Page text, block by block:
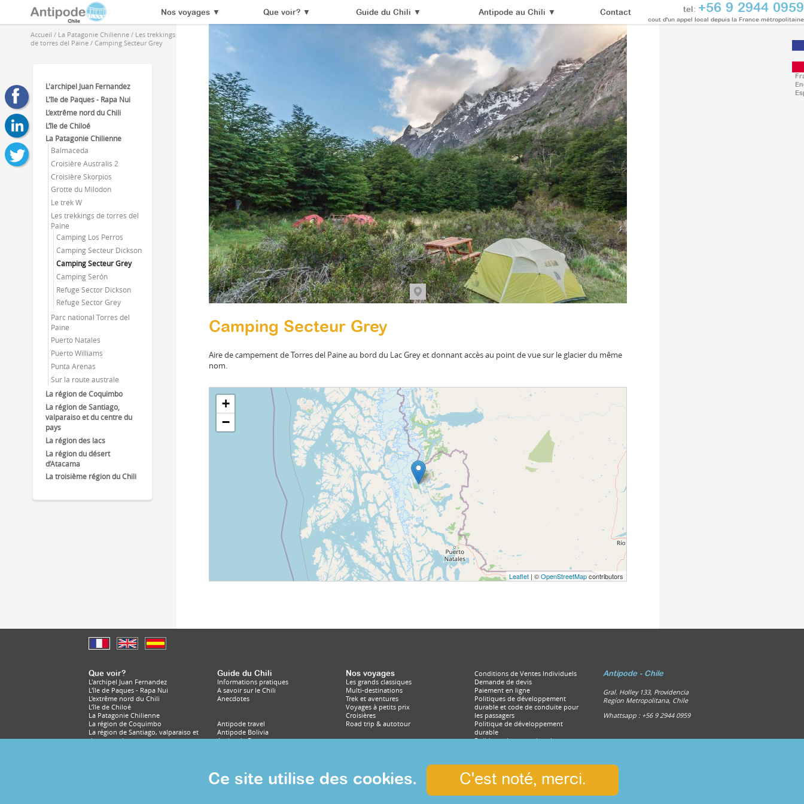
Nos voyages ▼ Que voir? ▼ Guide du Chili ▼ Antipode au Chili ▼ Contact tel: +56 9 2944 0959
cout d'un appel local depuis la France métropolitaine
Accueil / La Patagonie Chilienne/ Les trekkings
de torres del Paine/ Camping Secteur Grey
L'archipel Juan Fernandez
L'île de Paques - Rapa Nui
L’extrême nord du Chili
L’île de Chiloé
La Patagonie Chilienne
Balmaceda
Croisière Australis 2
Croisière Skorpios
Grotte du Milodon
Le trek W
Les trekkings de torres del
Paine
Camping Los Perros
Camping Secteur Dickson
Camping Secteur Grey
Camping Serón
Refuge Sector Dickson
Refuge Sector Grey
Parc national Torres del
Paine
Puerto Natales
Puerto Williams
Punta Arenas
Sur la route australe
La région de Coquimbo
La région de Santiago,
valparaiso et du centre du
pays
La région des lacs
La région du désert
d’Atacama
La troisième région du Chili
Camping Secteur Grey
Aire de campement de Torres del Paine au bord du Lac Grey et donnant accès au point de vue sur le glacier du même
nom.
+
−
Leaflet | ©OpenStreetMapcontributors
Que voir?
L'archipel Juan Fernandez
L'île de Paques - Rapa Nui
L’extrême nord du Chili
L’île de Chiloé
La Patagonie Chilienne
La région de Coquimbo
La région de Santiago, valparaiso et
du centre du pays
Guide du Chili
Informations pratiques
A savoir sur le Chili
Anecdotes
Antipode travel
Antipode Bolivia
Antipode Peru
Nos voyages
Les grands classiques
Multi-destinations
Trek et aventures
Voyages à petits prix
Croisières
Road trip & autotour
Conditions de Ventes Individuels
Demande de devis
Paiement en ligne
Politiques de développement
durable et code de conduite pour
les passagers
Politique de développement
durable
Politique de protection des
premiers secours pour les guides et
les chauffeurs en situation
d'urgence.
Antipode - Chile
Gral. Holley 133, Providencia
Regíon Metropolitana, Chile
Whattsapp : ‪+56 9 2944 0959‬
Ce site utilise des cookies. C'est noté, merci.